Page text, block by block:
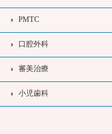
PMTC
口腔外科
審美治療
小児歯科